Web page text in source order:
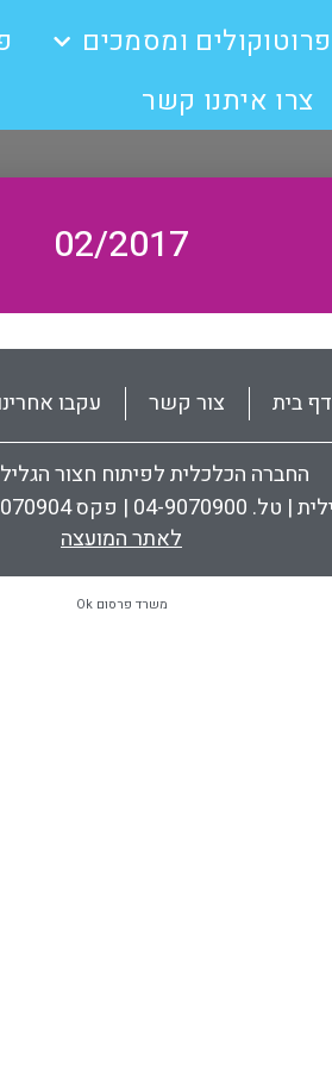
פרוטוקולים ומסמכים
צרו איתנו קשר
02/2017
דף בית צור קשר עקבו
החברה הכלכלית לפיתוח חצור
לאתר המועצה
משרד פרסום Ok